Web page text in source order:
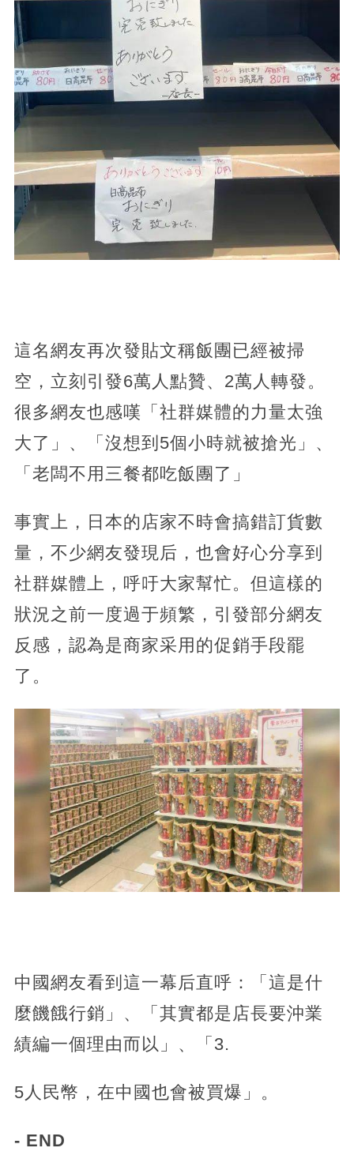
這名網友再次發貼文稱飯團已經被掃
空，立刻引發6萬人點贊、2萬人轉發。
很多網友也感嘆「社群媒體的力量太強
大了」、「沒想到5個小時就被搶光」、
「老闆不用三餐都吃飯團了」
事實上，日本的店家不時會搞錯訂貨數
量，不少網友發現后，也會好心分享到
社群媒體上，呼吁大家幫忙。但這樣的
狀況之前一度過于頻繁，引發部分網友
反感，認為是商家采用的促銷手段罷
了。
中國網友看到這一幕后直呼：「這是什
麼饑餓行銷」、「其實都是店長要沖業
績編一個理由而以」、「3.
5人民幣，在中國也會被買爆」。
- END